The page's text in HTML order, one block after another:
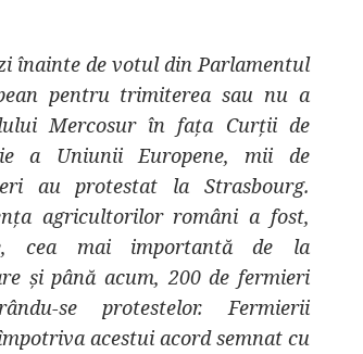
înainte de votul din Parlamentul
pentru trimiterea sau nu a
Mercosur în fața Curții de
a Uniunii Europene, mii de
au protestat la Strasbourg.
agricultorilor români a fost,
cea mai importantă de la
și până acum, 200 de fermieri
se protestelor. Fermierii
acestui acord semnat cu